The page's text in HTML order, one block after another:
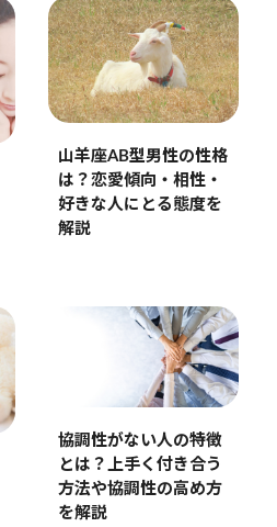
山羊座AB型男性の性格
は？恋愛傾向・相性・
好きな人にとる態度を
解説
協調性がない人の特徴
とは？上手く付き合う
方法や協調性の高め方
を解説